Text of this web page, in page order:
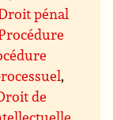
pénal
,
de